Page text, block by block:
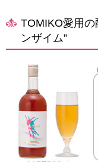
TOMIKO愛用の
ンザイム”